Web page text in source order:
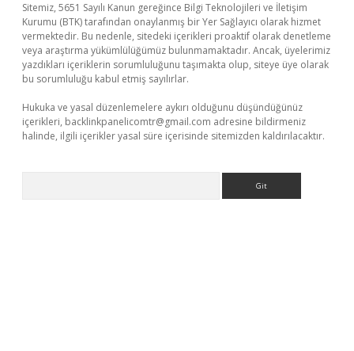
Sitemiz, 5651 Sayılı Kanun gereğince Bilgi Teknolojileri ve İletişim
Kurumu (BTK) tarafından onaylanmış bir Yer Sağlayıcı olarak hizmet
vermektedir. Bu nedenle, sitedeki içerikleri proaktif olarak denetleme
veya araştırma yükümlülüğümüz bulunmamaktadır. Ancak, üyelerimiz
yazdıkları içeriklerin sorumluluğunu taşımakta olup, siteye üye olarak
bu sorumluluğu kabul etmiş sayılırlar.
Hukuka ve yasal düzenlemelere aykırı olduğunu düşündüğünüz
içerikleri, backlinkpanelicomtr@gmail.com adresine bildirmeniz
halinde, ilgili içerikler yasal süre içerisinde sitemizden kaldırılacaktır.